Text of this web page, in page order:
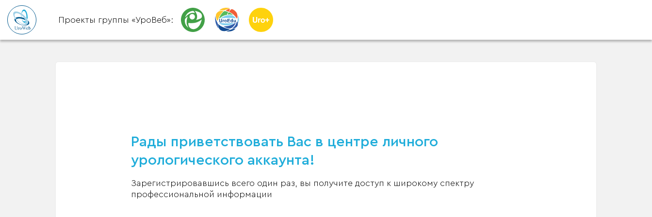
Проекты группы «УроВеб»:
Рады приветствовать Вас в центре личного
урологического аккаунта!
Зарегистрировавшись всего один раз, вы получите доступ к широкому спектру
профессиональной информации